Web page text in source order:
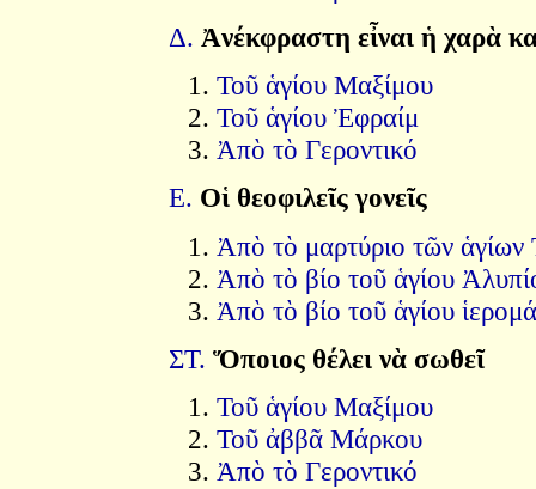
Δ. Ἀνέκφραστη εἶναι ἡ χαρὰ
Τοῦ ἁγίου Μαξίμου
Τοῦ ἁγίου Ἐφραίμ
Ἀπὸ τὸ Γεροντικό
Ε. Οἱ θεοφιλεῖς γονεῖς
Ἀπὸ τὸ μαρτύριο τῶν
Ἀπὸ τὸ βίο τοῦ ἁγίου
Ἀπὸ τὸ βίο τοῦ ἁγίου
ΣΤ. Ὅποιος θέλει νὰ σωθεῖ
Τοῦ ἁγίου Μαξίμου
Τοῦ ἀββᾶ Μάρκου
Ἀπὸ τὸ Γεροντικό